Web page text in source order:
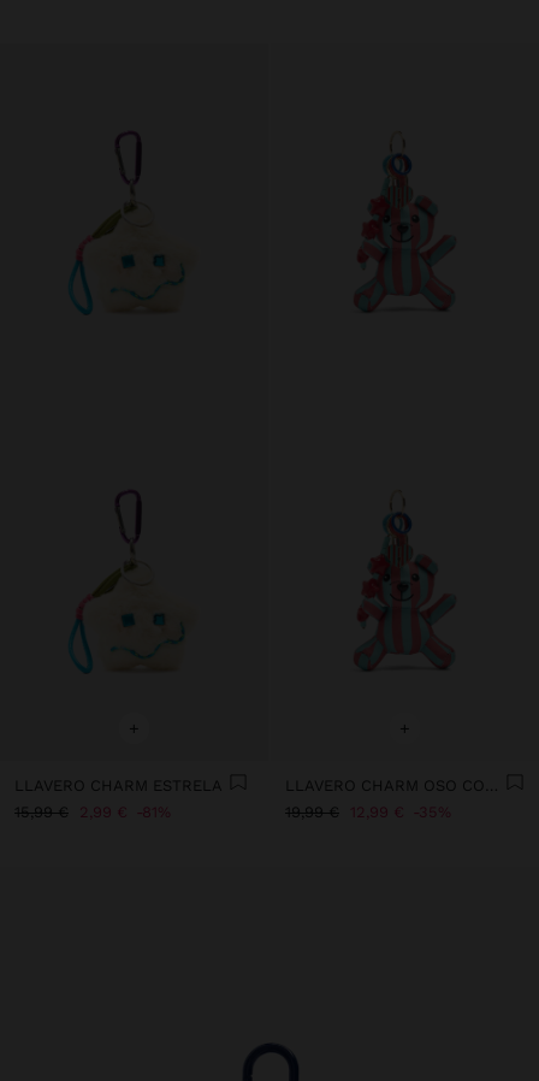
+
LLAVERO CHARM ESTRELA
15,99 €
2,99 € 81%
+
LLAVERO CHARM OSO CON RAYAS - THE PERFECT MATCH
19,99 €
12,99 € 35%